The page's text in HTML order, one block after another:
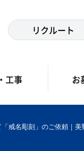
リクルート
工事 お
戒名彫刻」のご依頼｜